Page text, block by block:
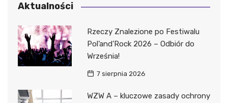
Aktualności
Rzeczy Znalezione po Festiwalu
Pol’and’Rock 2026 – Odbiór do
Września!
7 sierpnia 2026
WZW A – kluczowe zasady ochrony